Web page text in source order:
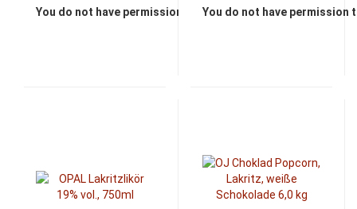
You do not have permission to view the prices
You do not have permission